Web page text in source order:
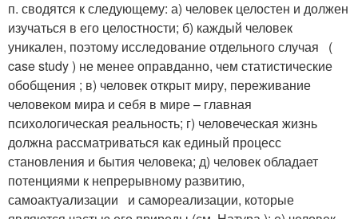
п. сводятся к следующему: а) человек целостен и должен
изучаться в его целостности; б) каждый человек
уникален, поэтому исследование отдельного случая (
case study ) не менее оправданно, чем статистические
обобщения ; в) человек открыт миру, переживание
человеком мира и себя в мире – главная
психологическая реальность; г) человеческая жизнь
должна рассматриваться как единый процесс
становления и бытия человека; д) человек обладает
потенциями к непрерывному развитию,
самоактуализации и самореализации, которые